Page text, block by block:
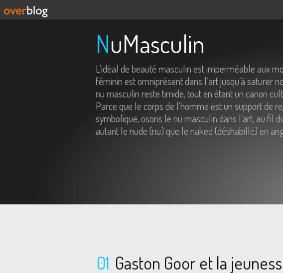
NuMasculin
L’idéal de beauté masculin est imperméable aux
féminin est omniprésent dans l’art jusqu’à saturer
nu masculin reste timide, tout en étant un canon
Parce que le corps de l’homme est un support de
symbolique, osons le nu masculin dans l’art, au fil
autant le nude (nu) que le naked (déshabillé) en
01 Gaston Goor et la